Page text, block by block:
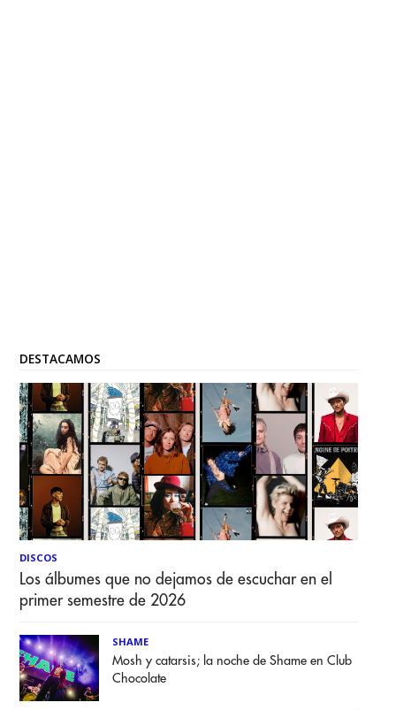
DESTACAMOS
DISCOS
Los álbumes que no dejamos de escuchar en el
primer semestre de 2026
SHAME
Mosh y catarsis; la noche de Shame en Club
Chocolate